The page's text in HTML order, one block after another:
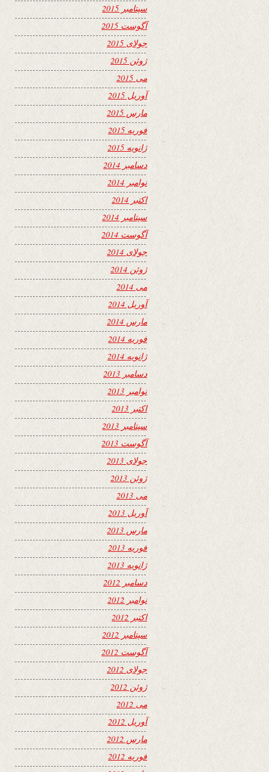
سپتامبر 2015
آگوست 2015
جولای 2015
ژوئن 2015
می 2015
آوریل 2015
مارس 2015
فوریه 2015
ژانویه 2015
دسامبر 2014
نوامبر 2014
اکتبر 2014
سپتامبر 2014
آگوست 2014
جولای 2014
ژوئن 2014
می 2014
آوریل 2014
مارس 2014
فوریه 2014
ژانویه 2014
دسامبر 2013
نوامبر 2013
اکتبر 2013
سپتامبر 2013
آگوست 2013
جولای 2013
ژوئن 2013
می 2013
آوریل 2013
مارس 2013
فوریه 2013
ژانویه 2013
دسامبر 2012
نوامبر 2012
اکتبر 2012
سپتامبر 2012
آگوست 2012
جولای 2012
ژوئن 2012
می 2012
آوریل 2012
مارس 2012
فوریه 2012